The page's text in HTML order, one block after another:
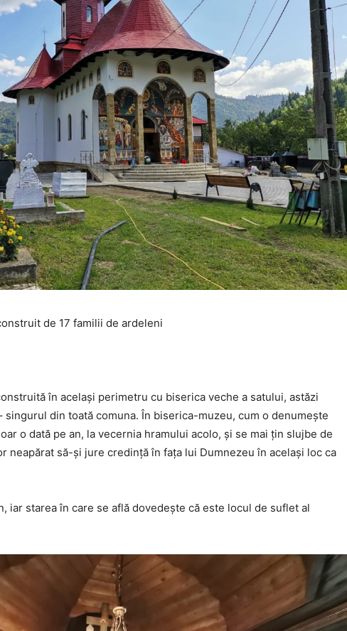
de 17 familii de ardeleni
în același perimetru cu biserica veche a satului, astăzi
singurul din toată comuna. În biserica-muzeu, cum o denumește
o dată pe an, la vecernia hramului acolo, și se mai țin slujbe de
neapărat să-și jure credință în fața lui Dumnezeu în același loc ca
iar starea în care se află dovedește că este locul de suflet al